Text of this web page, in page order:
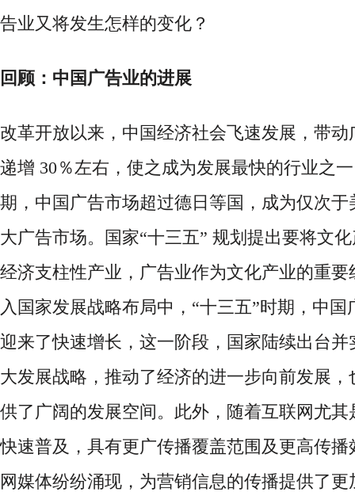
告业又将发生怎样的变化？
回顾：中国广告业的进展
改革开放以来，中国经济社会飞速发展，带
递增 30％左右，使之成为发展最快的行业之
期，中国广告市场超过德日等国，成为仅次于
大广告市场。国家“十三五” 规划提出要将文
经济支柱性产业，广告业作为文化产业的重要
入国家发展战略布局中，“十三五”时期，中
迎来了快速增长，这一阶段，国家陆续出台并
大发展战略，推动了经济的进一步向前发展
供了广阔的发展空间。此外，随着互联网尤其
快速普及，具有更广传播覆盖范围及更高传播
网媒体纷纷涌现，为营销信息的传播提供了